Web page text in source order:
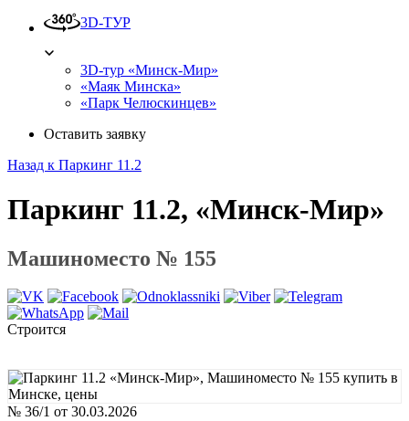
3D-ТУР
3D-тур «Минск-Мир»
«Маяк Минска»
«Парк Челюскинцев»
Оставить заявку
Назад к Паркинг 11.2
Паркинг 11.2, «Минск-Мир»
Машиноместо № 155
Строится
№ 36/1 от 30.03.2026